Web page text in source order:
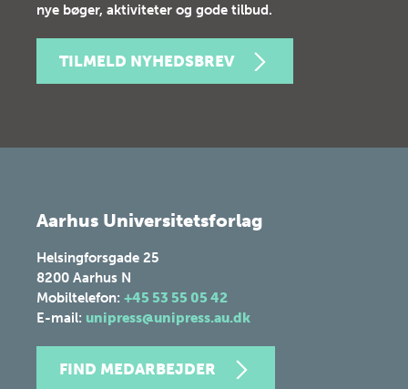
nye bøger, aktiviteter og gode tilbud.
TILMELD NYHEDSBREV
Aarhus Universitetsforlag
Helsingforsgade 25
8200 Aarhus N
Mobiltelefon: +45 53 55 05 42
E-mail: unipress@unipress.au.dk
FIND MEDARBEJDER